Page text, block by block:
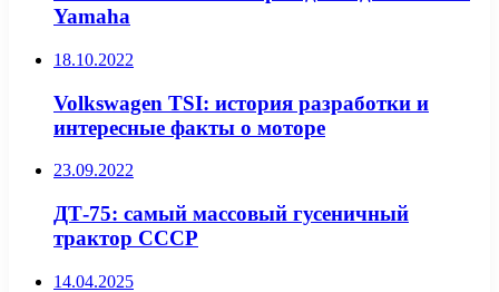
Yamaha
18.10.2022
Volkswagen TSI: история разработки и
интересные факты о моторе
23.09.2022
ДТ-75: самый массовый гусеничный
трактор СССР
14.04.2025